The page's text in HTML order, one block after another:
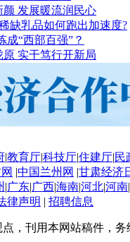
发展暖流润民心
缺乳品如何跑出加速度?
“西部百强”？
实干笃行开新局
|教育厅|科技厅|住建厅|民
|中国兰州网 |甘肃经济
|广东|广西|海南|河北|河南|
律声明 | 招聘信息
，刊用本网站稿件，务